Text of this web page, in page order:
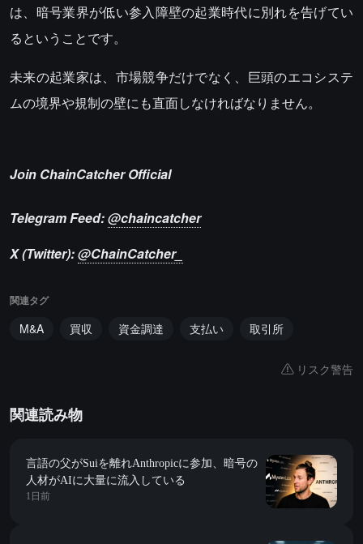
は、暗号業界が低い参入障壁の起業時代に別れを告げてい
るということです。
未来の起業家は、市場競争だけでなく、巨頭のエコシステ
ムの境界や規制の壁にも直面しなければなりません。
Join ChainCatcher Official
Telegram Feed:@chaincatcher
X (Twitter):@ChainCatcher_
関連タグ
M&A 買収 資金調達 支払い 取引所
リスク警告
関連読み物
言語の父がSuiを離れAnthropicに参加、暗号の
人材がAIに大量に流入している
1日前